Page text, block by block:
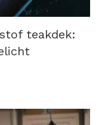
teakdek: